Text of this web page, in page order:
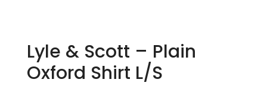
Lyle & Scott – Plain
Oxford Shirt L/S